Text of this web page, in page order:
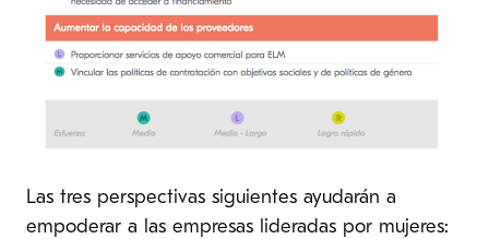
Las tres perspectivas siguientes ayudarán a
empoderar a las empresas lideradas por mujeres: